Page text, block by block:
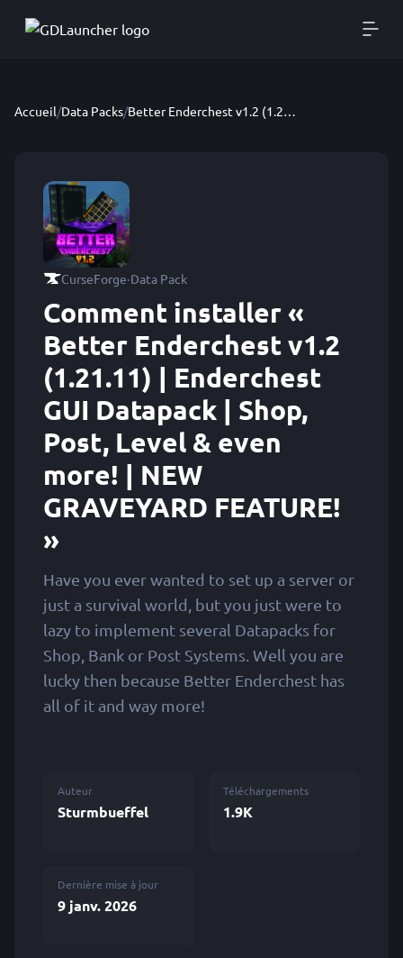
Accueil/Data Packs/ Better Enderchest v1.2 (1.21.11) | Enderchest GUI Datapack | Shop, Post, Level & even more! | NEW GRAVEYARD FEATURE!
CurseForge·Data Pack
Comment installer «
Better Enderchest v1.2
(1.21.11) | Enderchest
GUI Datapack | Shop,
Post, Level & even
more! | NEW
GRAVEYARD FEATURE!
»
Have you ever wanted to set up a server or
just a survival world, but you just were to
lazy to implement several Datapacks for
Shop, Bank or Post Systems. Well you are
lucky then because Better Enderchest has
all of it and way more!
Auteur
Sturmbueffel
Téléchargements
1.9K
Dernière mise à jour
9 janv. 2026